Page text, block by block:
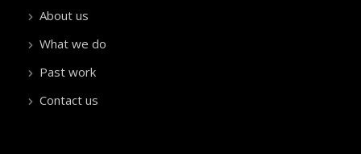
About us
What we do
Past work
Contact us